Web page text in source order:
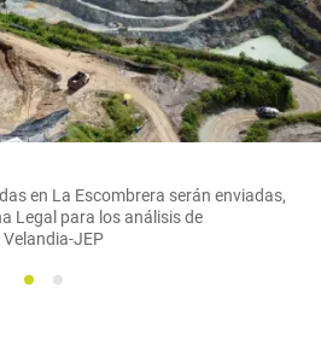
en La Escombrera serán enviadas,
Legal para los análisis de
JEP
1 2